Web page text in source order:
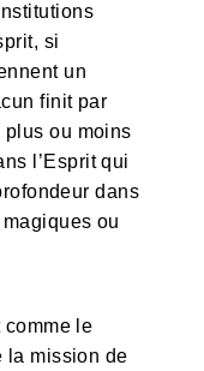
si
un
finit par
ou moins
l’Esprit qui
dans
ou
comme le
la mission de